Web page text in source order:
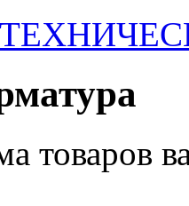
товаров